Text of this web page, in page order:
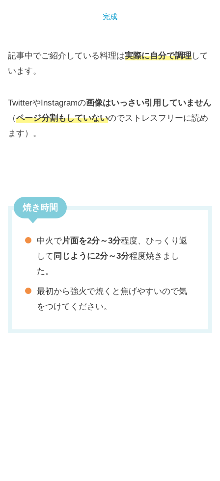
完成
記事中でご紹介している料理は実際に自分で調理して
います。
TwitterやInstagramの画像はいっさい引用していません
（ページ分割もしていないのでストレスフリーに読め
ます）。
焼き時間
中火で片面を2分～3分程度、ひっくり返
して 同じように2分～3分程度焼きまし
た。
最初から強火で焼くと焦げやすいので気
をつけてください。